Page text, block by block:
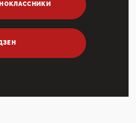
вечером обьявил
с 16 часов субботы до конца